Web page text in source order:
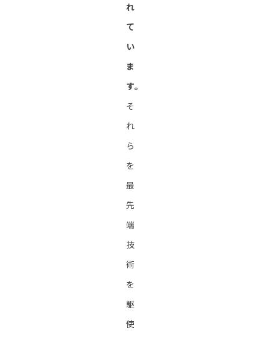
れ
て
い
ま
す。
そ
れ
ら
を
最
先
端
技
術
を
駆
使